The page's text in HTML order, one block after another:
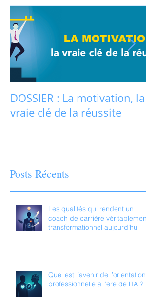
DOSSIER : La motivation, la
vraie clé de la réussite
Posts Récents
Les qualités qui rendent un
coach de carrière véritablement
transformationnel aujourd’hui
Quel est l’avenir de l’orientation
professionnelle à l’ère de l’IA ?